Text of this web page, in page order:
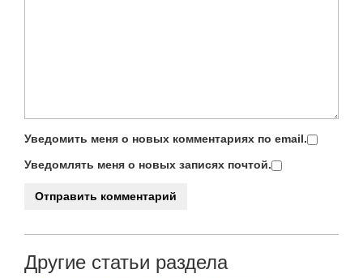
Уведомить меня о новых комментариях по email.
Уведомлять меня о новых записях почтой.
Другие статьи раздела